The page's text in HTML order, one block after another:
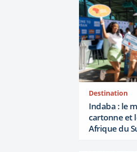
Destination
Indaba : le
cartonne et
Afrique du